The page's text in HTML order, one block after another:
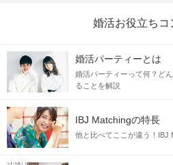
婚活お役立ちコ
婚活パーティーとは
婚活パーティーって何？ど
ることを解説
IBJ Matchingの特長
他と比べてここが違う！IBJ